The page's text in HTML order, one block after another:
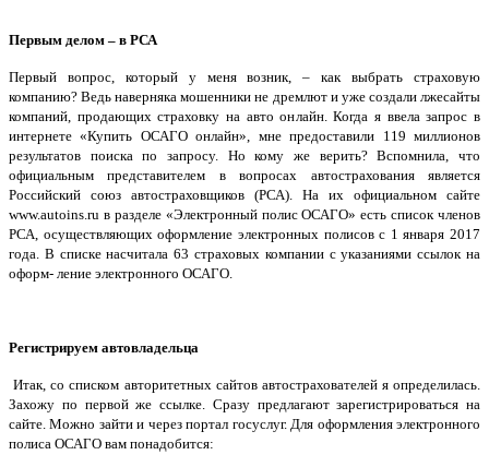
Первым делом – в РСА
Первый вопрос, который у меня возник, – как выбрать страховую
компанию? Ведь наверняка мошенники не дремлют и уже создали лжесайты
компаний, продающих страховку на авто онлайн. Когда я ввела запрос в
интернете «Купить ОСАГО онлайн», мне предоставили 119 миллионов
результатов поиска по запросу. Но кому же верить? Вспомнила, что
официальным представителем в вопросах автострахования является
Российский союз автостраховщиков (РСА). На их официальном сайте
www.autoins.ru в разделе «Электронный полис ОСАГО» есть список членов
РСА, осуществляющих оформление электронных полисов с 1 января 2017
года. В списке насчитала 63 страховых компании с указаниями ссылок на
оформ- ление электронного ОСАГО.
Регистрируем автовладельца
Итак, со списком авторитетных сайтов автострахователей я определилась.
Захожу по первой же ссылке. Сразу предлагают зарегистрироваться на
сайте. Можно зайти и через портал госуслуг. Для оформления электронного
полиса ОСАГО вам понадобится: